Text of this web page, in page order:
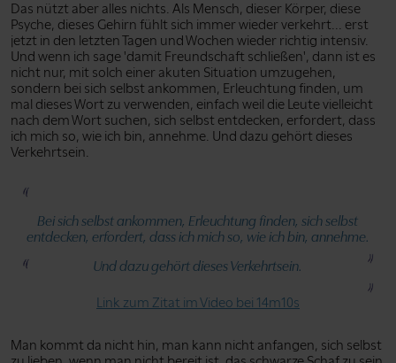
Das nützt aber alles nichts. Als Mensch, dieser Körper, diese
Psyche, dieses Gehirn fühlt sich immer wieder verkehrt... erst
jetzt in den letzten Tagen und Wochen wieder richtig intensiv.
Und wenn ich sage 'damit Freundschaft schließen', dann ist es
nicht nur, mit solch einer akuten Situation umzugehen,
sondern bei sich selbst ankommen, Erleuchtung finden, um
mal dieses Wort zu verwenden, einfach weil die Leute vielleicht
nach dem Wort suchen, sich selbst entdecken, erfordert, dass
ich mich so, wie ich bin, annehme. Und dazu gehört dieses
Verkehrtsein.
Bei sich selbst ankommen, Erleuchtung finden, sich selbst
entdecken, erfordert, dass ich mich so, wie ich bin, annehme.
Und dazu gehört dieses Verkehrtsein.
Link zum Zitat im Video bei 14m10s
Man kommt da nicht hin, man kann nicht anfangen, sich selbst